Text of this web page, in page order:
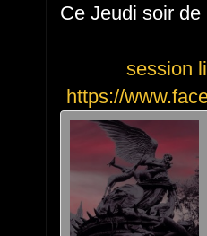
Ce Jeudi soir
session
https://